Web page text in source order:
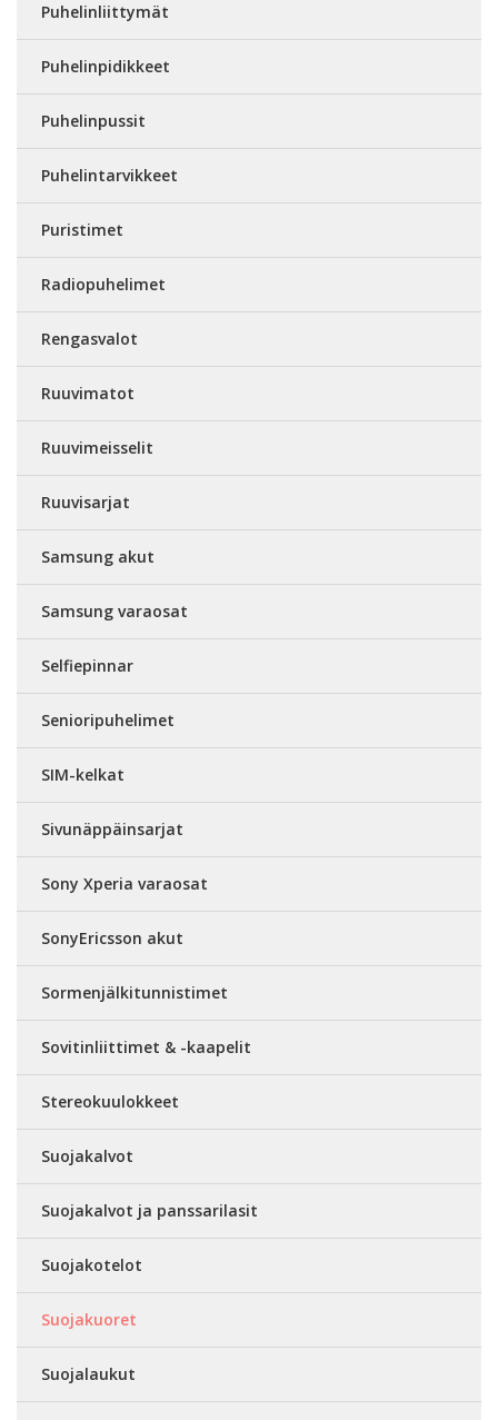
Puhelinliittymät
Puhelinpidikkeet
Puhelinpussit
Puhelintarvikkeet
Puristimet
Radiopuhelimet
Rengasvalot
Ruuvimatot
Ruuvimeisselit
Ruuvisarjat
Samsung akut
Samsung varaosat
Selfiepinnar
Senioripuhelimet
SIM-kelkat
Sivunäppäinsarjat
Sony Xperia varaosat
SonyEricsson akut
Sormenjälkitunnistimet
Sovitinliittimet & -kaapelit
Stereokuulokkeet
Suojakalvot
Suojakalvot ja panssarilasit
Suojakotelot
Suojakuoret
Suojalaukut